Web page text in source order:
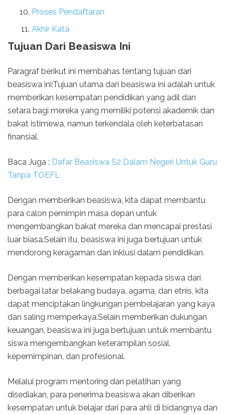
Proses Pendaftaran
Akhir Kata
Tujuan Dari Beasiswa Ini
Paragraf berikut ini membahas tentang tujuan dari
beasiswa ini:Tujuan utama dari beasiswa ini adalah untuk
memberikan kesempatan pendidikan yang adil dan
setara bagi mereka yang memiliki potensi akademik dan
bakat istimewa, namun terkendala oleh keterbatasan
finansial.
Baca Juga : Dafar Beasiswa S2 Dalam Negeri Untuk Guru
Tanpa TOEFL
Dengan memberikan beasiswa, kita dapat membantu
para calon pemimpin masa depan untuk
mengembangkan bakat mereka dan mencapai prestasi
luar biasa.Selain itu, beasiswa ini juga bertujuan untuk
mendorong keragaman dan inklusi dalam pendidikan.
Dengan memberikan kesempatan kepada siswa dari
berbagai latar belakang budaya, agama, dan etnis, kita
dapat menciptakan lingkungan pembelajaran yang kaya
dan saling memperkaya.Selain memberikan dukungan
keuangan, beasiswa ini juga bertujuan untuk membantu
siswa mengembangkan keterampilan sosial,
kepemimpinan, dan profesional.
Melalui program mentoring dan pelatihan yang
disediakan, para penerima beasiswa akan diberikan
kesempatan untuk belajar dari para ahli di bidangnya dan